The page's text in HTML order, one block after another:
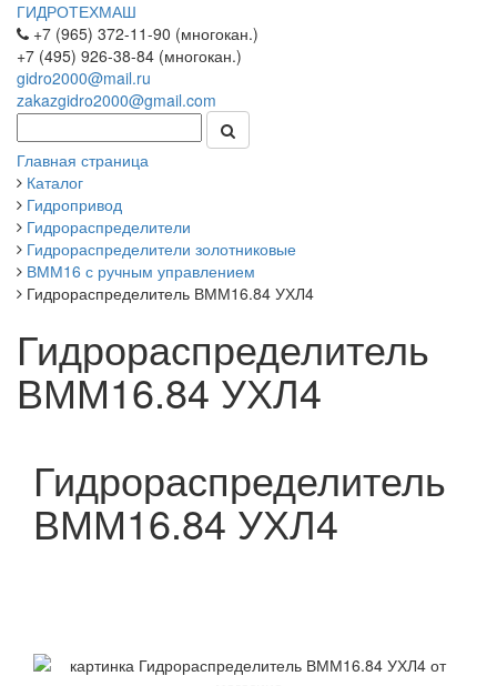
ГИДРОТЕХМАШ
+7 (965) 372-11-90 (многокан.)
+7 (495) 926-38-84 (многокан.)
gidro2000@mail.ru
zakazgidro2000@gmail.com
Главная страница
Каталог
Гидропривод
Гидрораспределители
Гидрораспределители золотниковые
ВММ16 с ручным управлением
Гидрораспределитель ВММ16.84 УХЛ4
Гидрораспределитель
ВММ16.84 УХЛ4
Гидрораспределитель
ВММ16.84 УХЛ4